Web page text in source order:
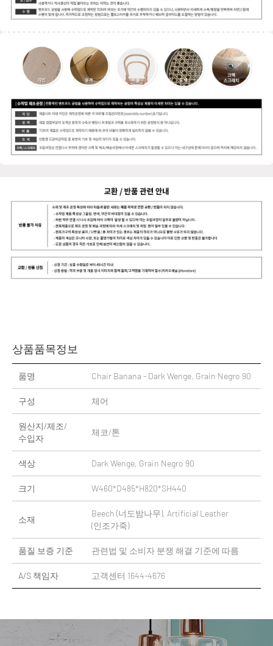
상품품목정보
품명 Chair Banana - Dark Wenge, Grain Negro 90
구성 체어
원산지/제조/
수입자
체코/톤
색상 Dark Wenge, Grain Negro 90
크기 W460*D485*H820*SH440
소재
Beech (너도밤나무), Artificial Leather
(인조가죽)
품질 보증 기준 관련법 및 소비자 분쟁 해결 기준에 따름
A/S 책임자 고객센터 1644-4676